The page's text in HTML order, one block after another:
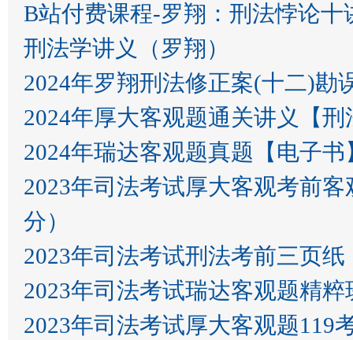
B站付费课程-罗翔：刑法悖论十
刑法学讲义（罗翔）
2024年罗‮刑翔‬法修正案
2024年厚大客观题通关讲义【
2024年瑞达客观题真题【电子
2023年司法考试厚‮客大‬观考前客‮集观‬结号‮料资‬汇总：民法，理论法，三国法，刑法（佛脚30
分）
2023年司法考试刑法考前三页纸
2023年司法考试瑞达客观题精
2023年司法考试厚大客观题119